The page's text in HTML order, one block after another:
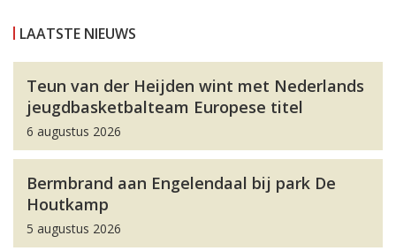
LAATSTE NIEUWS
Teun van der Heijden wint met Nederlands
jeugdbasketbalteam Europese titel
6 augustus 2026
Bermbrand aan Engelendaal bij park De
Houtkamp
5 augustus 2026